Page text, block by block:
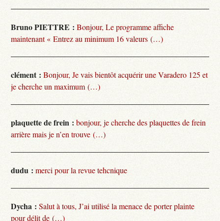
Bruno PIETTRE : Bonjour, Le programme affiche
maintenant « Entrez au minimum 16 valeurs (…)
clément : Bonjour, Je vais bientôt acquérir une Varadero 125 et
je cherche un maximum (…)
plaquette de frein : bonjour, je cherche des plaquettes de frein
arrière mais je n’en trouve (…)
dudu : merci pour la revue tehcnique
Dycha : Salut à tous, J’ai utilisé la menace de porter plainte
pour délit de (…)